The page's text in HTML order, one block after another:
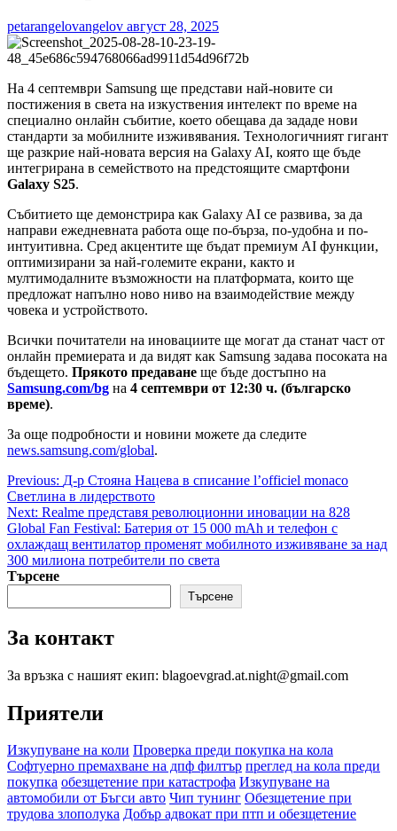
petarangelovangelov август 28, 2025
На 4 септември Samsung ще представи най-новите си
постижения в света на изкуствения интелект по време на
специално онлайн събитие, което обещава да зададе нови
стандарти за мобилните изживявания. Технологичният гигант
ще разкрие най-новата версия на Galaxy AI, която ще бъде
интегрирана в семейството на предстоящите смартфони
Galaxy S25.
Събитието ще демонстрира как Galaxy AI се развива, за да
направи ежедневната работа още по-бърза, по-удобна и по-
интуитивна. Сред акцентите ще бъдат премиум AI функции,
оптимизирани за най-големите екрани, както и
мултимодалните възможности на платформата, които ще
предложат напълно ново ниво на взаимодействие между
човека и устройството.
Всички почитатели на иновациите ще могат да станат част от
онлайн премиерата и да видят как Samsung задава посоката на
бъдещето. Прякото предаване ще бъде достъпно на
Samsung.com/bg на 4 септември от 12:30 ч. (българско
време).
За още подробности и новини можете да следите
news.samsung.com/global.
Post
navigation
Previous: Д-р Стояна Нацева в списание l’officiel monaco
Светлина в лидерството
Next: Realme представя революционни иновации на 828
Global Fan Festival: Батерия от 15 000 mAh и телефон с
охлаждащ вентилатор променят мобилното изживяване за над
300 милиона потребители по светa
Търсене
Търсене
За контакт
За връзка с нашият екип: blagoevgrad.at.night@gmail.com
Приятели
Изкупуване на коли Проверка преди покупка на кола
Софтуерно премахване на дпф филтър преглед на кола преди
покупка обезщетение при катастрофа Изкупуване на
автомобили от Бъгси авто Чип тунинг Обезщетение при
трудова злополука Добър адвокат при птп и обезщетение